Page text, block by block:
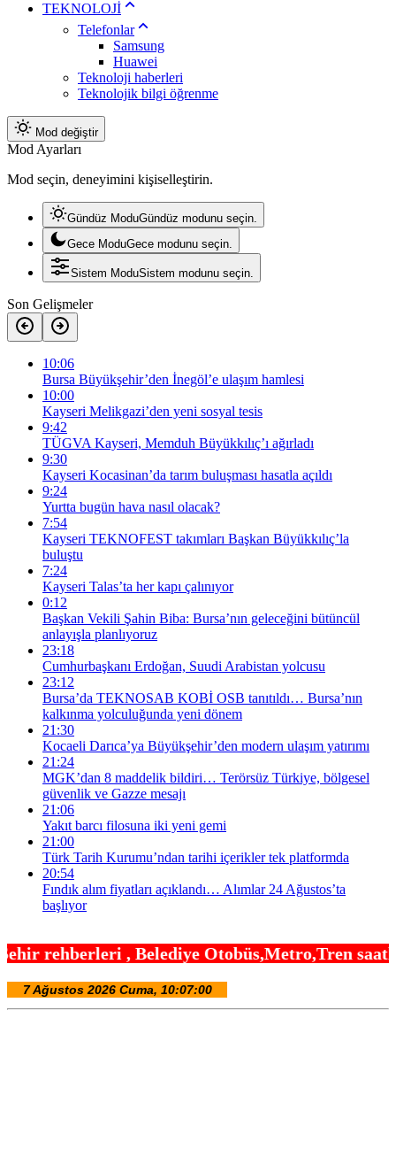
TEKNOLOJİ
Telefonlar
Samsung
Huawei
Teknoloji haberleri
Teknolojik bilgi öğrenme
Mod değiştir
Mod Ayarları
Mod seçin, deneyimini kişiselleştirin.
Gündüz ModuGündüz modunu seçin.
Gece ModuGece modunu seçin.
Sistem ModuSistem modunu seçin.
Son Gelişmeler
10:06
Bursa Büyükşehir’den İnegöl’e ulaşım hamlesi
10:00
Kayseri Melikgazi’den yeni sosyal tesis
9:42
TÜGVA Kayseri, Memduh Büyükkılıç’ı ağırladı
9:30
Kayseri Kocasinan’da tarım buluşması hasatla açıldı
9:24
Yurtta bugün hava nasıl olacak?
7:54
Kayseri TEKNOFEST takımları Başkan Büyükkılıç’la
buluştu
7:24
Kayseri Talas’ta her kapı çalınıyor
0:12
Başkan Vekili Şahin Biba: Bursa’nın geleceğini bütüncül
anlayışla planlıyoruz
23:18
Cumhurbaşkanı Erdoğan, Suudi Arabistan yolcusu
23:12
Bursa’da TEKNOSAB KOBİ OSB tanıtıldı… Bursa’nın
kalkınma yolculuğunda yeni dönem
21:30
Kocaeli Darıca’ya Büyükşehir’den modern ulaşım yatırımı
21:24
MGK’dan 8 maddelik bildiri… Terörsüz Türkiye, bölgesel
güvenlik ve Gazze mesajı
21:06
Yakıt barcı filosuna iki yeni gemi
21:00
Türk Tarih Kurumu’ndan tarihi içerikler tek platformda
20:54
Fındık alım fiyatları açıklandı… Alımlar 24 Ağustos’ta
başlıyor
, Belediye Otobüs,Metro,Tren saatleri